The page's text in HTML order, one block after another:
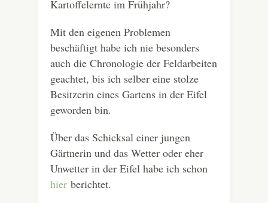
Kartoffelernte im Frühjahr?
Mit den eigenen Problemen
beschäftigt habe ich nie besonders
auch die Chronologie der Feldarbeiten
geachtet, bis ich selber eine stolze
Besitzerin eines Gartens in der Eifel
geworden bin.
Über das Schicksal einer jungen
Gärtnerin und das Wetter oder eher
Unwetter in der Eifel habe ich schon
hier berichtet.